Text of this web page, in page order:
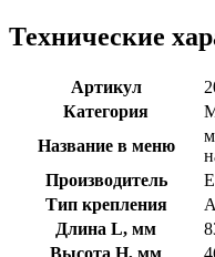
Технические
Артикул
Категория
Название в меню
Производитель
Тип крепления
Длина L, мм
Высота H, мм